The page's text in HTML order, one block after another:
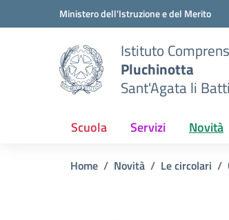
Vai ai contenuti
Vai al menu di navigazioneMinistero dell'Istruzione e del Merito
Istituto
Pluchinotta
Sant'Agata li
Scuola Servizi Novità
Home Novità Le circolari